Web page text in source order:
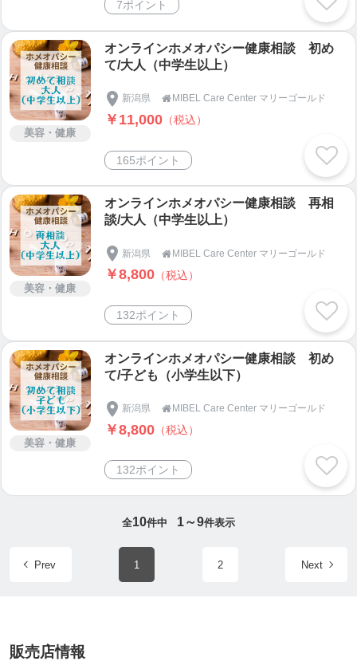
7ポイント
美容・健康
オンラインホメオパシー健康相談 初め
て/大人（中学生以上）
新潟県  MIBEL Care Center マリーゴールド
￥11,000 （税込）
165ポイント
美容・健康
オンラインホメオパシー健康相談 再相
談/大人（中学生以上）
新潟県 MIBEL Care Center マリーゴールド
￥8,800 （税込）
132ポイント
美容・健康
オンラインホメオパシー健康相談 初め
て/子ども（小学生以下）
新潟県  MIBEL Care Center マリーゴールド
￥8,800 （税込）
132ポイント
全10件中 1～9件表示
Prev 1 2 Next
販売店情報